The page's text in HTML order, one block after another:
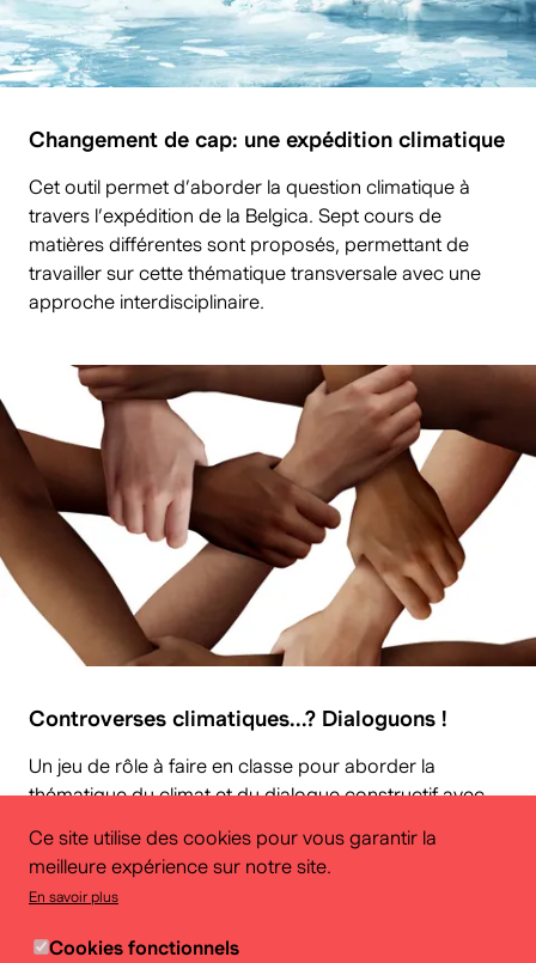
Ce site utilise des cookies pour vous garantir la
meilleure expérience sur notre site.
En savoir plus
Cookies fonctionnels
Changement de cap: une expédition climatique
Cet outil permet d’aborder la question climatique à
travers l’expédition de la Belgica. Sept cours de
matières différentes sont proposés, permettant de
travailler sur cette thématique transversale avec une
approche interdisciplinaire.
Controverses climatiques...? Dialoguons !
Un jeu de rôle à faire en classe pour aborder la
thématique du climat et du dialogue constructif avec
filières confondues.